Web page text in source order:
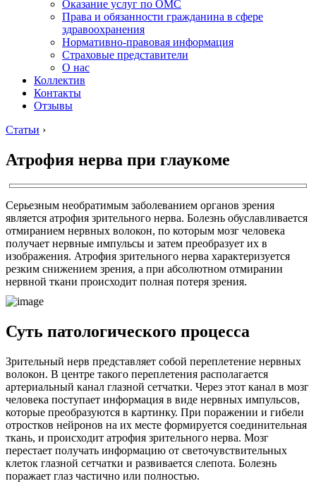
Оказание услуг по ОМС
Права и обязанности гражданина в сфере
здравоохранения
Нормативно-правовая информация
Страховые представители
О нас
Коллектив
Контакты
Отзывы
Статьи ›
Атрофия нерва при глаукоме
Серьезным необратимым заболеванием органов зрения
является атрофия зрительного нерва. Болезнь обуславливается
отмиранием нервных волокон, по которым мозг человека
получает нервные импульсы и затем преобразует их в
изображения. Атрофия зрительного нерва характеризуется
резким снижением зрения, а при абсолютном отмирании
нервной ткани происходит полная потеря зрения.
Суть патологического процесса
Зрительный нерв представляет собой переплетение нервных
волокон. В центре такого переплетения располагается
артериальный канал глазной сетчатки. Через этот канал в мозг
человека поступает информация в виде нервных импульсов,
которые преобразуются в картинку. При поражении и гибели
отростков нейронов на их месте формируется соединительная
ткань, и происходит атрофия зрительного нерва. Мозг
перестает получать информацию от светочувствительных
клеток глазной сетчатки и развивается слепота. Болезнь
поражает глаз частично или полностью.